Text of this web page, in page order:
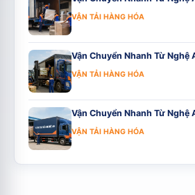
VẬN TẢI HÀNG HÓA
Vận Chuyển Nhanh Từ Nghệ
VẬN TẢI HÀNG HÓA
Vận Chuyển Nhanh Từ Nghệ
VẬN TẢI HÀNG HÓA